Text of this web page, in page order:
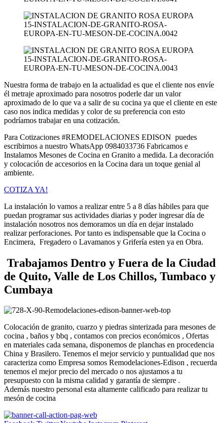
Nuestra forma de trabajo en la actualidad es que el cliente nos envíe
él metraje aproximado para nosotros poderle dar un valor
aproximado de lo que va a salir de su cocina ya que el cliente en este
caso nos indica medidas y color de su preferencia con esto
podríamos trabajar en una cotización.
Para Cotizaciones #REMODELACIONES EDISON puedes
escribirnos a nuestro WhatsApp 0984033736 Fabricamos e
Instalamos Mesones de Cocina en Granito a medida. La decoración
y colocación de accesorios en la Cocina dara un toque genial al
ambiente.
COTIZA YA!
La instalación lo vamos a realizar entre 5 a 8 días hábiles para que
puedan programar sus actividades diarias y poder ingresar día de
instalación nosotros nos demoramos un día en dejar instalado
realizar perforaciones. Por tanto es indispensable que la Cocina o
Encimera, Fregadero o Lavamanos y Grifería esten ya en Obra.
Trabajamos Dentro y Fuera de la Ciudad
de Quito, Valle de Los Chillos, Tumbaco y
Cumbaya
Colocación de granito, cuarzo y piedras sinterizada para mesones de
cocina , baños y bbq , contamos con precios económicos , Ofertas
en materiales cada semana, disponemos de planchas en procedencia
China y Brasilero. Tenemos el mejor servicio y puntualidad que nos
caracteriza como Empresa somos Remodelaciones-Edison , recuerda
tenemos el mejor precio del mercado o nos ajustamos a tu
presupuesto con la misma calidad y garantía de siempre .
Además nuestro personal esta altamente calificado para realizar tu
mesón de cocina